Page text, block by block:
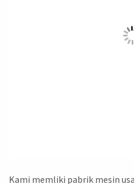
Kami memliki pabrik mesin